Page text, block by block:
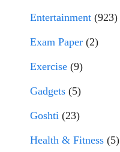
Entertainment (923)
Exam Paper (2)
Exercise (9)
Gadgets (5)
Goshti (23)
Health & Fitness (5)